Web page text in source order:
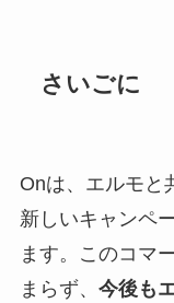
さいごに
Onは、エルモと
新しいキャンペ
ます。このコマ
まらず、 今後も